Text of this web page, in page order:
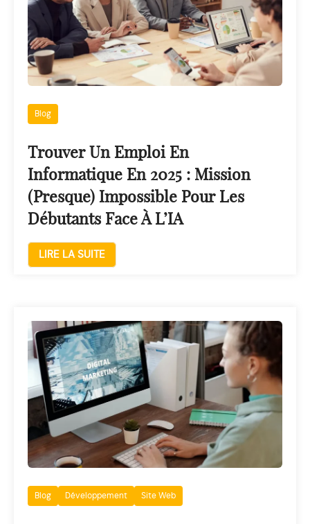
Blog
Trouver Un Emploi En
Informatique En 2025 : Mission
(presque) Impossible Pour Les
Débutants Face À L’IA
LIRE LA SUITE
Blog Développement Site Web